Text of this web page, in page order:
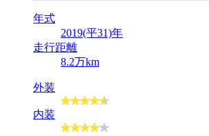
年式
2019(平31)年
走行距離
8.2万km
外装
内装